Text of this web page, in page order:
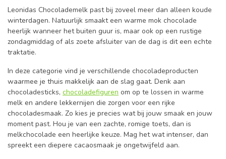
Leonidas Chocolademelk past bij zoveel meer dan alleen koude
winterdagen. Natuurlijk smaakt een warme mok chocolade
heerlijk wanneer het buiten guur is, maar ook op een rustige
zondagmiddag of als zoete afsluiter van de dag is dit een echte
traktatie.
In deze categorie vind je verschillende chocoladeproducten
waarmee je thuis makkelijk aan de slag gaat. Denk aan
chocoladesticks, chocoladefiguren om op te lossen in warme
melk en andere lekkernijen die zorgen voor een rijke
chocoladesmaak. Zo kies je precies wat bij jouw smaak en jouw
moment past. Hou je van een zachte, romige toets, dan is
melkchocolade een heerlijke keuze. Mag het wat intenser, dan
spreekt een diepere cacaosmaak je ongetwijfeld aan.